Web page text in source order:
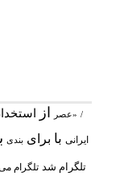
«عصر از استخدام
ایرانی با برای بندی به
تلگرام شد تلگرام می